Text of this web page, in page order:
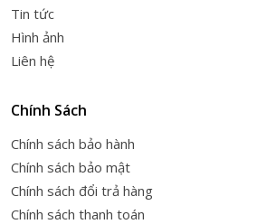
Tin tức
Hình ảnh
Liên hệ
Chính Sách
Chính sách bảo hành
Chính sách bảo mật
Chính sách đổi trả hàng
Chính sách thanh toán